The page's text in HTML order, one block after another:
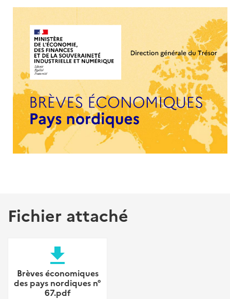
Fichier attaché
file_download
Brèves économiques
des pays nordiques n°
67.pdf